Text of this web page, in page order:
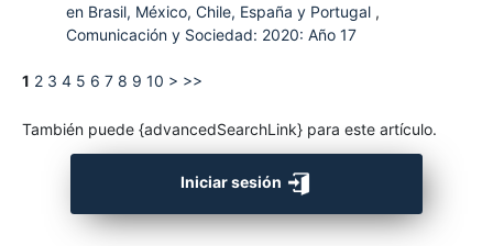
en Brasil, México, Chile, España y Portugal ,
Comunicación y Sociedad: 2020: Año 17
1 2 3 4 5 6 7 8 9 10 > >>
También puede {advancedSearchLink} para este artículo.
Iniciar sesión